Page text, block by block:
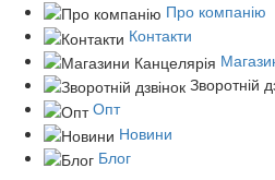
Про компанію
Контакти
Зворотній
Опт
Новини
Блог